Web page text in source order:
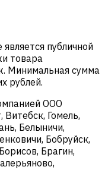
публичной
товара
Минимальная сумма
рублей.
ООО
Гомель,
Белыничи,
Бобруйск,
Брагин,